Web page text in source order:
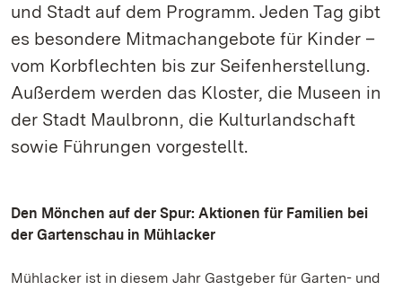
und Stadt auf dem Programm. Jeden Tag gibt
es besondere Mitmachangebote für Kinder –
vom Korbflechten bis zur Seifenherstellung.
Außerdem werden das Kloster, die Museen in
der Stadt Maulbronn, die Kulturlandschaft
sowie Führungen vorgestellt.
Den Mönchen auf der Spur: Aktionen für Familien bei
der Gartenschau in Mühlacker
Mühlacker ist in diesem Jahr Gastgeber für Garten- und